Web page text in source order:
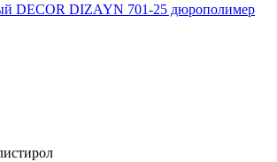
DECOR DIZAYN 701-25 дюрополимер